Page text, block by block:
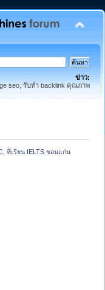
ข่าว:
seo, รับทำ backlink คุณภาพ
ที่เรียน IELTS ขอนแก่น